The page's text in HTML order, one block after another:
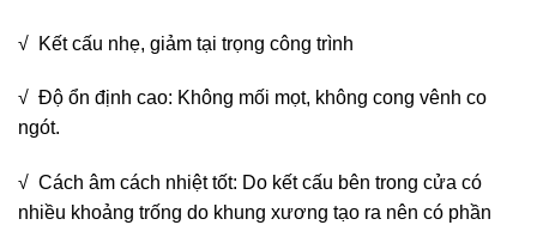
√ Kết cấu nhẹ, giảm tại trọng công trình
√ Độ ổn định cao: Không mối mọt, không cong vênh co
ngót.
√ Cách âm cách nhiệt tốt: Do kết cấu bên trong cửa có
nhiều khoảng trống do khung xương tạo ra nên có phần